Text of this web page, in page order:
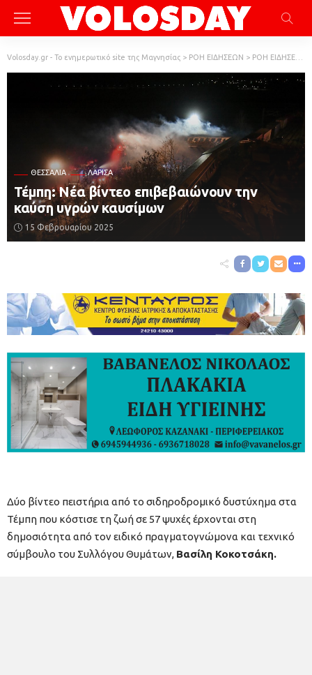
Volosday.gr - Το ενημερωτικό site της Μαγνησίας > ΡΟΗ ΕΙΔΗΣΕΩΝ > ΡΟΗ ΕΙΔΗΣΕΩΝ
ΘΕΣΣΑΛΊΑ ΛΆΡΙΣΑ
Τέμπη: Νέα βίντεο επιβεβαιώνουν την
καύση υγρών καυσίμων
15 Φεβρουαρίου 2025
Δύο βίντεο πειστήρια από το σιδηροδρομικό δυστύχημα στα
Τέμπη που κόστισε τη ζωή σε 57 ψυχές έρχονται στη
δημοσιότητα από τον ειδικό πραγματογνώμονα και τεχνικό
σύμβουλο του Συλλόγου Θυμάτων, Βασίλη Κοκοτσάκη.